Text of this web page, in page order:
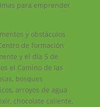
para emprender
y obstáculos
de formación
y el día 5 de
el Camino de las
bosques
arroyos de agua
chocolate caliente,